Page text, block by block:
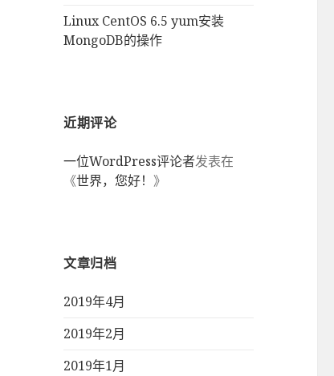
Linux CentOS 6.5 yum安装
MongoDB的操作
近期评论
一位WordPress评论者发表在
《世界，您好！》
文章归档
2019年4月
2019年2月
2019年1月